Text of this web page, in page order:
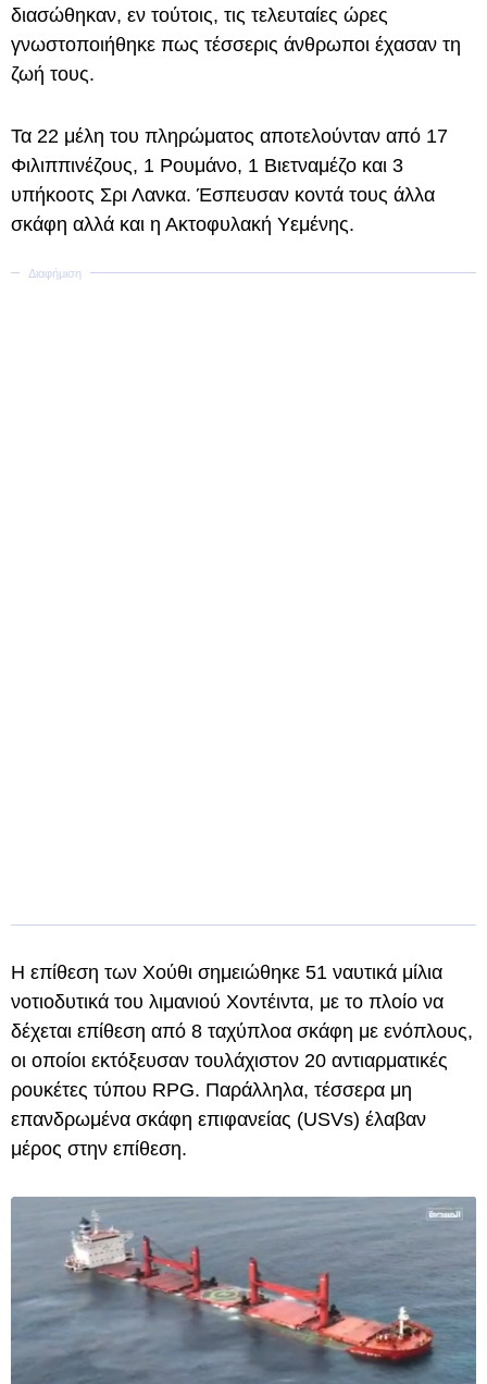
διασώθηκαν, εν τούτοις, τις τελευταίες ώρες
γνωστοποιήθηκε πως τέσσερις άνθρωποι έχασαν τη
ζωή τους.
Τα 22 μέλη του πληρώματος αποτελούνταν από 17
Φιλιππινέζους, 1 Ρουμάνο, 1 Βιετναμέζο και 3
υπήκοοτς Σρι Λανκα. Έσπευσαν κοντά τους άλλα
σκάφη αλλά και η Ακτοφυλακή Υεμένης.
Η επίθεση των Χούθι σημειώθηκε 51 ναυτικά μίλια
νοτιοδυτικά του λιμανιού Χοντέιντα, με το πλοίο να
δέχεται επίθεση από 8 ταχύπλοα σκάφη με ενόπλους,
οι οποίοι εκτόξευσαν τουλάχιστον 20 αντιαρματικές
ρουκέτες τύπου RPG. Παράλληλα, τέσσερα μη
επανδρωμένα σκάφη επιφανείας (USVs) έλαβαν
μέρος στην επίθεση.